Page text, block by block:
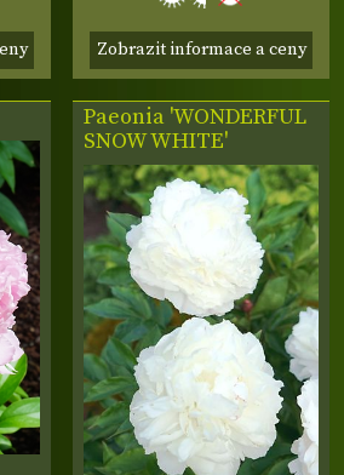
Zobrazit informace a ceny
Paeonia 'WONDERFUL
SNOW WHITE'